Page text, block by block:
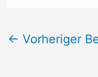
← Vorheriger